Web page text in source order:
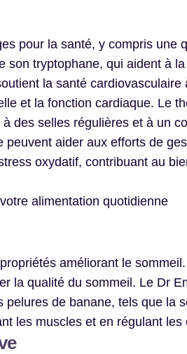
pour la santé, y compris une
son tryptophane, qui aident à
la santé
et la fonction cardiaque. Le
des selles régulières et à un
aider aux efforts de
oxydatif, contribuant au
alimentation quotidienne
améliorant le
la qualité du sommeil. Le Dr
de banane, tels que la
les muscles et en régulant